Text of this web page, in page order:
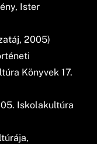
Ister
2005)
Könyvek 17.
Iskolakultúra